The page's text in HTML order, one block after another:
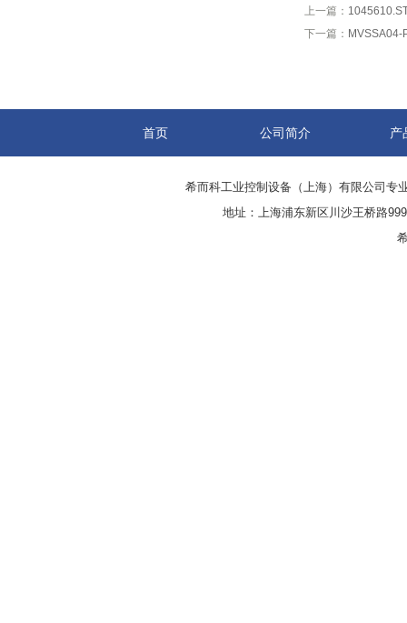
上一篇：
下一篇： MVSSA04-
首页 公司简介 产
希而科工业控制设备（上海）有限公司专
地址：上海浦东新区川沙王桥路